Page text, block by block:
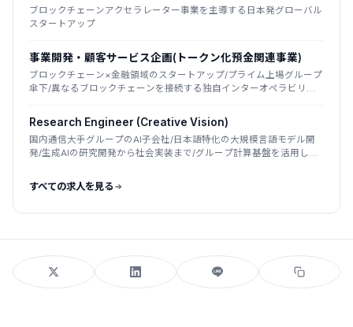
ブロックチェーンアクセラレーター事業を主導する日本発グローバル
スタートアップ
事業開発・顧客サービス企画(トークン化預金関連事業)
ブロックチェーン×金融領域のスタートアップ/プライム上場グループ
傘下/異なるブロックチェーンを接続する独自インターオペラビリテ
Research Engineer (Creative Vision)
国内通信大手グループのAI子会社/日本語特化の大規模言語モデル開
発/生成AIの研究開発から社会実装まで/グループ計算基盤を活用した
すべての求人を見る